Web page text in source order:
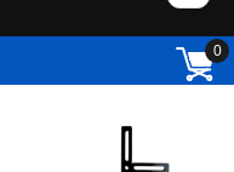
0